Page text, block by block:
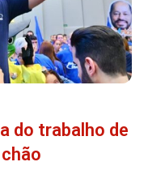
do trabalho de